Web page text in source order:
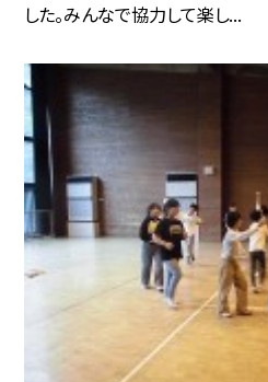
した。みんなで協力して楽し...